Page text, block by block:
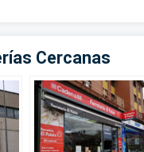
Cercanas